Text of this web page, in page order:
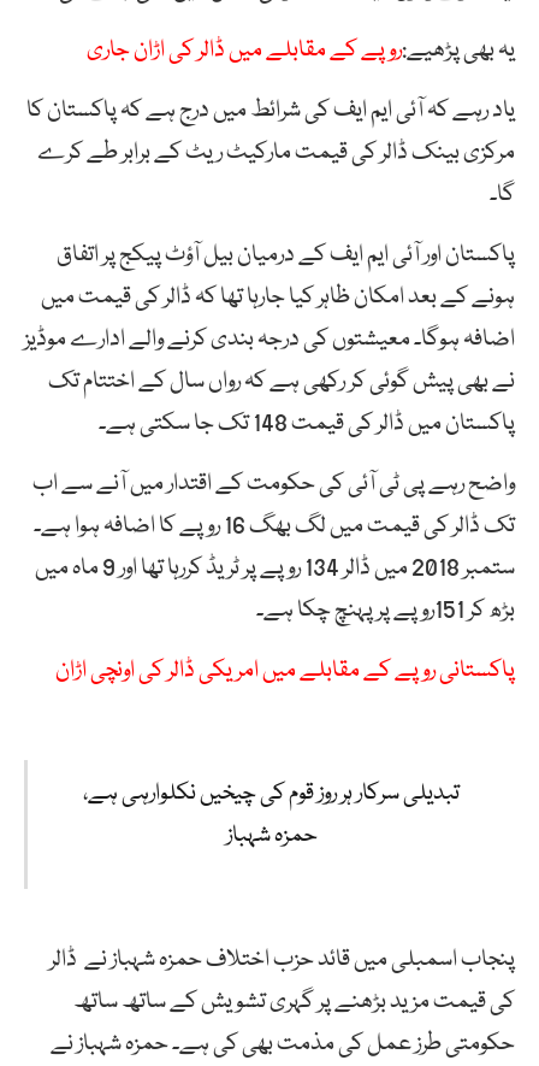
یہ بھی پڑھیے:روپے کے مقابلے میں ڈالر کی اڑان جاری
یاد رہے کہ آئی ایم ایف کی شرائط میں درج ہے کہ پاکستان کا
مرکزی بینک ڈالر کی قیمت مارکیٹ ریٹ کے برابر طے کرے
گا۔
پاکستان اور آئی ایم ایف کے درمیان بیل آؤٹ پیکج پر اتفاق
ہونے کے بعد امکان ظاہر کیا جارہا تھا کہ ڈالر کی قیمت میں
اضافہ ہوگا۔ معیشتوں کی درجہ بندی کرنے والے ادارے موڈیز
نے بھی پیش گوئی کر رکھی ہے کہ رواں سال کے اختتام تک
پاکستان میں ڈالر کی قیمت 148 تک جا سکتی ہے۔
واضح رہے پی ٹی آئی کی حکومت کے اقتدار میں آنے سے اب
تک ڈالر کی قیمت میں لگ بھگ 16 روپے کا اضافہ ہوا ہے۔
ستمبر 2018 میں ڈالر 134 روپے پر ٹریڈ کررہا تھا اور 9 ماہ میں
بڑھ کر 151روپے پر پہنچ چکا ہے۔
پاکستانی روپے کے مقابلے میں امریکی ڈالر کی اونچی اڑان
تبدیلی سرکار ہر روز قوم کی چیخیں نکلوارہی ہے،
حمزہ شہباز
پنجاب اسمبلی میں قائد حزب اختلاف حمزہ شہباز نے ڈالر
کی قیمت مزید بڑھنے پر گہری تشویش کے ساتھ ساتھ
حکومتی طرز عمل کی مذمت بھی کی ہے۔ حمزہ شہباز نے